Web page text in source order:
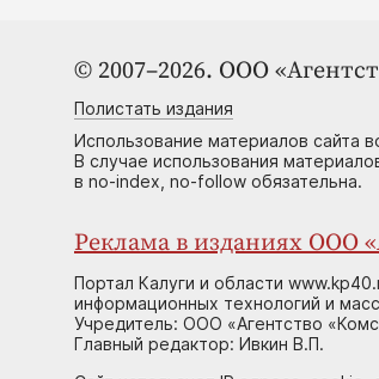
© 2007–2026. ООО
Полистать издания
Использование материалов сайта
В случае использования
в no-index, no-follow обязательна.
Реклама в изданиях ООО
Портал Калуги и области
информационных технологий и
Учредитель: ООО «Агентство
Главный редактор: Ивкин В.П.